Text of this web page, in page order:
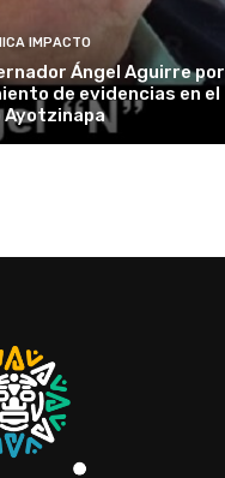
IMPACTO
Ángel Aguirre por
de evidencias en el
Ayotzinapa